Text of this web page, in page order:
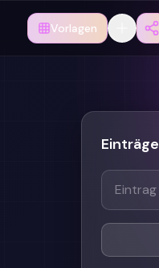
Vorlagen
Einträge